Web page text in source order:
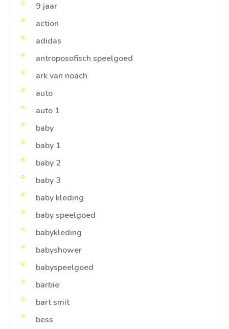
9 jaar
action
adidas
antroposofisch speelgoed
ark van noach
auto
auto 1
baby
baby 1
baby 2
baby 3
baby kleding
baby speelgoed
babykleding
babyshower
babyspeelgoed
barbie
bart smit
bess